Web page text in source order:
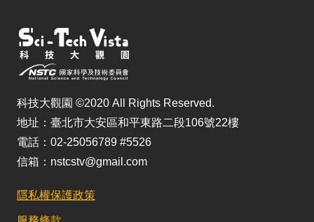
科技大觀園 ©2020 All Rights Reserved.
地址：臺北市大安區和平東路二段106號22樓
電話：02-25056789 #5526
信箱：nstcstv@gmail.com
隱私權保護政策